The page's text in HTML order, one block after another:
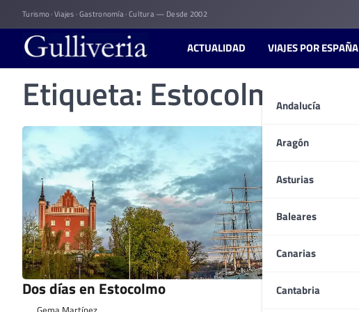
to
content
Turismo · Viajes · Gastronomía · Cultura — Desde 2002
ACTUALIDAD VIAJES POR ESPAÑA
Andalucía
Aragón
Asturias
Baleares
Canarias
Cantabria
Etiqueta: Estocolmo
Dos días en Estocolmo